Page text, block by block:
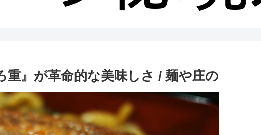
』が革命的な美味しさ / 麺や庄の